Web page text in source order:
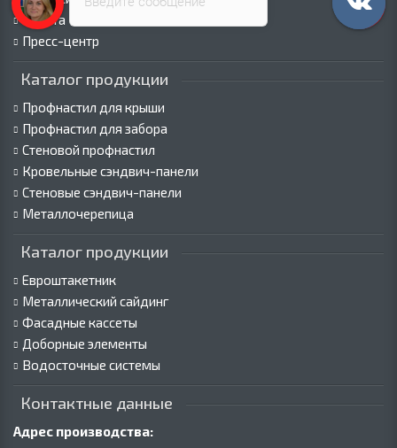
Оплата
Пресс-центр
Каталог продукции
Профнастил для крыши
Профнастил для забора
Стеновой профнастил
Кровельные сэндвич-панели
Стеновые сэндвич-панели
Металлочерепица
Каталог продукции
Евроштакетник
Металлический сайдинг
Фасадные кассеты
Доборные элементы
Водосточные системы
Контактные данные
Адрес производства: